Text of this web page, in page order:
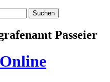
Passeier